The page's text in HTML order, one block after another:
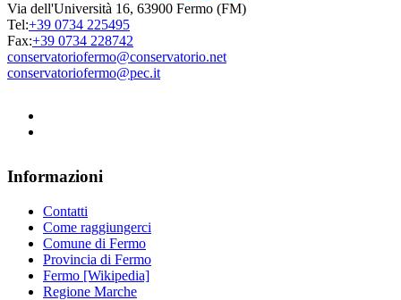
Via dell'Università 16, 63900 Fermo (FM)
Tel:+39 0734 225495
Fax:+39 0734 228742
conservatoriofermo@conservatorio.net
conservatoriofermo@pec.it
Informazioni
Contatti
Come raggiungerci
Comune di Fermo
Provincia di Fermo
Fermo [Wikipedia]
Regione Marche